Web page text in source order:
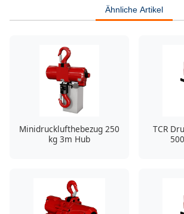
Ähnliche Artikel
Minidrucklufthebezug 250
kg 3m Hub
TCR